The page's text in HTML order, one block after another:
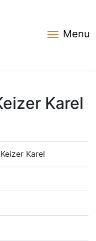
Menu
Karel
Karel